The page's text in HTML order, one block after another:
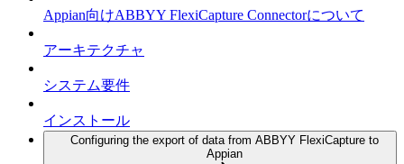
Appian向けABBYY FlexiCapture Connectorについて
アーキテクチャ
システム要件
インストール
Configuring the export of data from ABBYY FlexiCapture to
Appian